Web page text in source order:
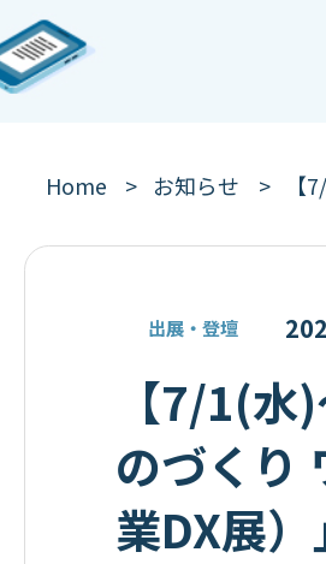
Home お知らせ
出展・登壇
【7/1(
のづくり
業DX展